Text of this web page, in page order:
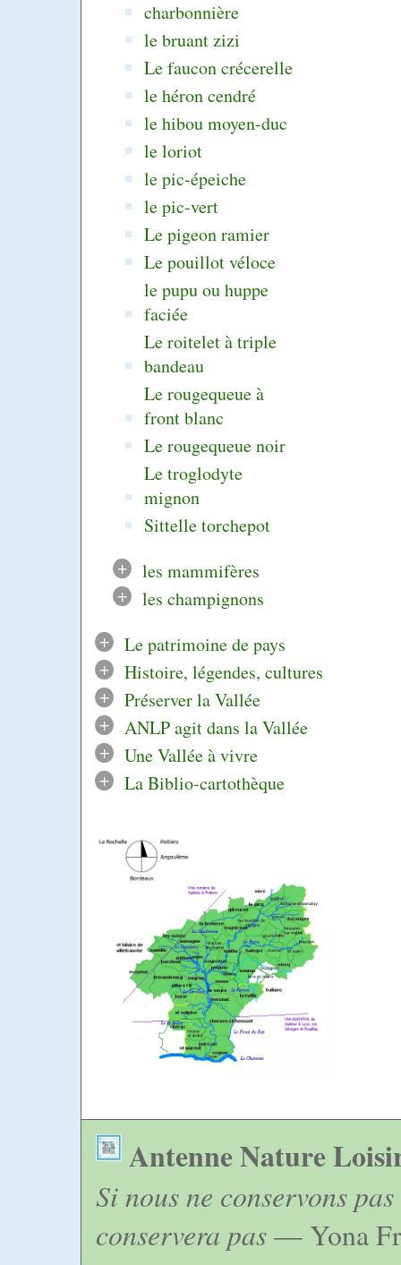
charbonnière
le bruant zizi
Le faucon crécerelle
le héron cendré
le hibou moyen-duc
le loriot
le pic-épeiche
le pic-vert
Le pigeon ramier
Le pouillot véloce
le pupu ou huppe
faciée
Le roitelet à triple
bandeau
Le rougequeue à
front blanc
Le rougequeue noir
Le troglodyte
mignon
Sittelle torchepot
+
les mammifères
+
les champignons
+
Le patrimoine de pays
+
Histoire, légendes, cultures
+
Préserver la Vallée
+
ANLP agit dans la Vallée
+
Une Vallée à vivre
+
La Biblio-cartothèque
Antenne Nature
Si nous ne conservons
conservera pas— Yona